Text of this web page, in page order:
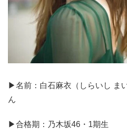
▶名前：白石麻衣（しらいし
ん
▶合格期：乃木坂46・1期生